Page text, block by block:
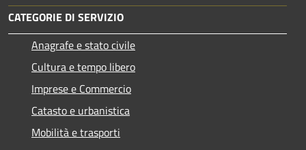
CATEGORIE DI SERVIZIO
Anagrafe e stato civile
Cultura e tempo libero
Imprese e Commercio
Catasto e urbanistica
Mobilità e trasporti